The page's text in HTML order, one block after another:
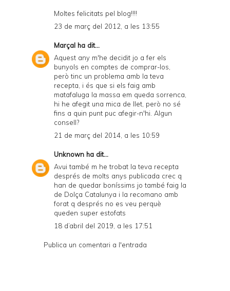
Moltes felicitats pel blog!!!!
23 de març del 2012, a les 13:55
Marçal ha dit...
Aquest any m'he decidit jo a fer els
bunyols en comptes de comprar-los,
però tinc un problema amb la teva
recepta, i és que si els faig amb
matafaluga la massa em queda sorrenca,
hi he afegit una mica de llet, però no sé
fins a quin punt puc afegir-n'hi. Algun
consell?
21 de març del 2014, a les 10:59
Unknown ha dit...
Avui també m he trobat la teva recepta
després de molts anys publicada crec q
han de quedar boníssims jo també faig la
de Dolça Catalunya i la recomano amb
forat q després no es veu perquè
queden super estofats
18 d’abril del 2019, a les 17:51
Publica un comentari a l'entrada